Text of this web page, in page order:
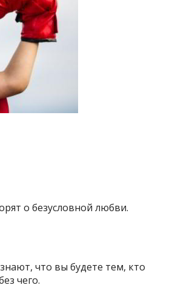
о безусловной любви.
что вы будете тем, кто
чего.